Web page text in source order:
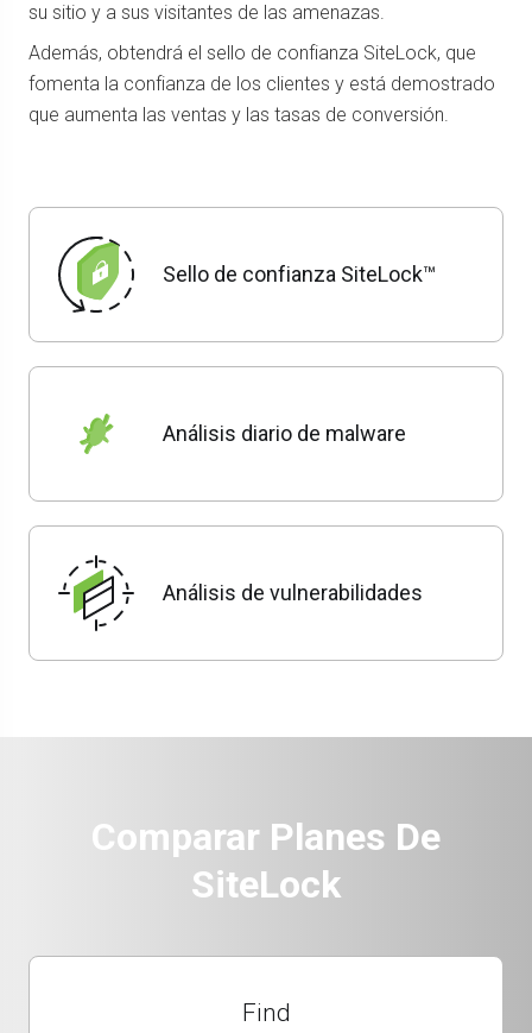
su sitio y a sus visitantes de las amenazas.
Además, obtendrá el sello de confianza SiteLock, que
fomenta la confianza de los clientes y está demostrado
que aumenta las ventas y las tasas de conversión.
Sello de confianza SiteLock™
Análisis diario de malware
Análisis de vulnerabilidades
Comparar Planes De
SiteLock
Find